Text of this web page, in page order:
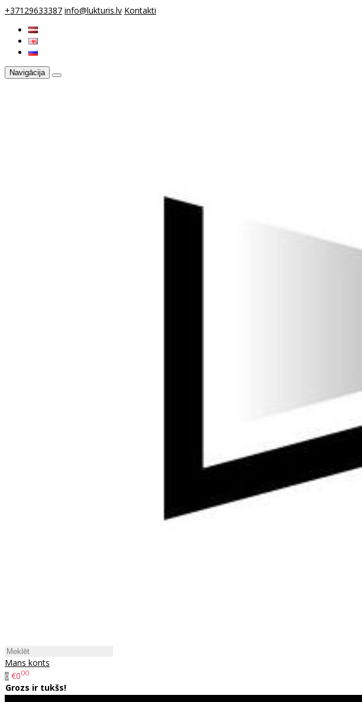
+37129633387 info@lukturis.lv Kontakti
Navigācija
Mans konts
0 €000
Grozs ir tukšs!